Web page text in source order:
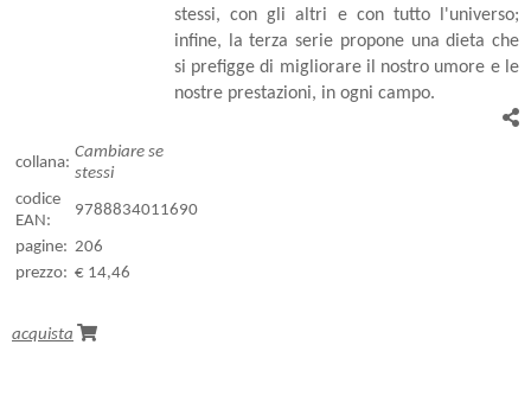
stessi, con gli altri e con tutto l'universo;
infine, la terza serie propone una dieta che
si prefigge di migliorare il nostro umore e le
nostre prestazioni, in ogni campo.
collana:
Cambiare se
stessi
codice
EAN:
9788834011690
pagine: 206
prezzo: € 14,46
acquista